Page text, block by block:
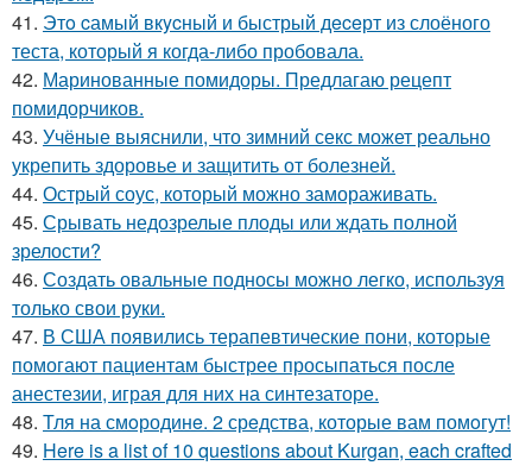
41. Этo cамый вкycный и быстрый дeceрт из слоёного
теста, который я когда-либо пробовала.
42. Маринованные помидоры. Предлагаю рецепт
помидорчиков.
43. Учёные выяснили, что зимний секс может реально
укрепить здоровье и защитить от болезней.
44. Острый соус, который можно замораживать.
45. Срывать недозрелые плоды или ждать полной
зрелости?
46. Создать овальные подносы можно легко, используя
только свои руки.
47. В США появились терапевтические пони, которые
помогают пациентам быстрее просыпаться после
анестезии, играя для них на синтезаторе.
48. Тля на смoродинe. 2 срeдства, которые вам помoгут!
49. Here is a list of 10 questions about Kurgan, each crafted